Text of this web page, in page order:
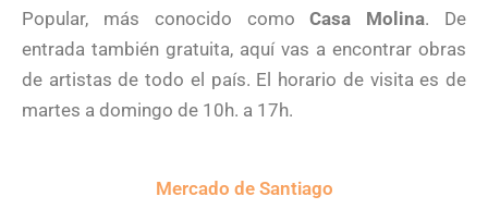
Popular, más conocido comoCasa Molina. De
entrada también gratuita, aquí vas a encontrar obras
de artistas de todo el país. El horario de visita es de
martes a domingo de 10h. a 17h.
Mercado de Santiago